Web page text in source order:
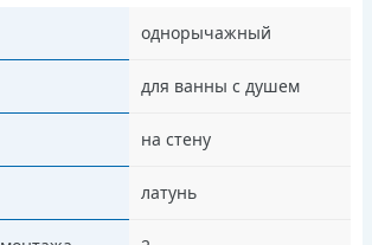
однорычажный
для ванны с душем
на стену
латунь